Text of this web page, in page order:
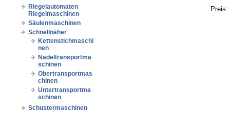
Riegelautomaten
Riegelmaschinen
Säulenmaschinen
Schnellnäher
Kettenstichmaschi
nen
Nadeltransportma
schinen
Obertransportmas
chinen
Untertransportma
schinen
Schustermaschinen
Preis: